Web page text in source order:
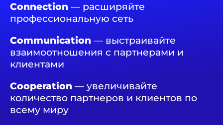
Сonnection— расширяйте
профессиональную сеть
Сommunication— выстраивайте
взаимоотношения с партнерами и
клиентами
Сooperation— увеличивайте
количество партнеров и клиентов по
всему миру